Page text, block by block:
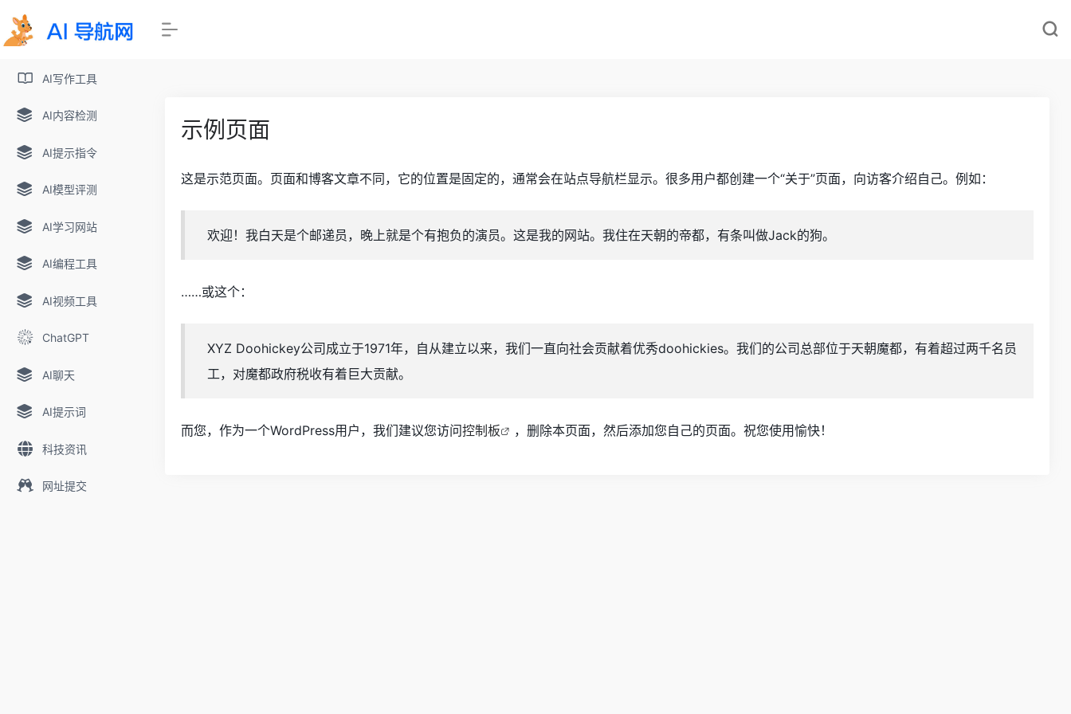
AI写作工具
AI内容检测
AI提示指令
AI模型评测
AI学习网站
AI编程工具
AI视频工具
ChatGPT
AI聊天
AI提示词
科技资讯
网址提交
示例页面
这是示范页面。页面和博客文章不同，它的位置是固定的，通常会在站点导航栏显示。很多用户都创建一个“关于”页面，向访客介绍自己。例如：
欢迎！我白天是个邮递员，晚上就是个有抱负的演员。这是我的网站。我住在天朝的帝都，有条叫做Jack的狗。
……或这个：
XYZ Doohickey公司成立于1971年，自从建立以来，我们一直向社会贡献着优秀doohickies。我们的公司总部位于天朝魔都，有着超过两千名员
工，对魔都政府税收有着巨大贡献。
而您，作为一个WordPress用户，我们建议您访问控制板 ，删除本页面，然后添加您自己的页面。祝您使用愉快！